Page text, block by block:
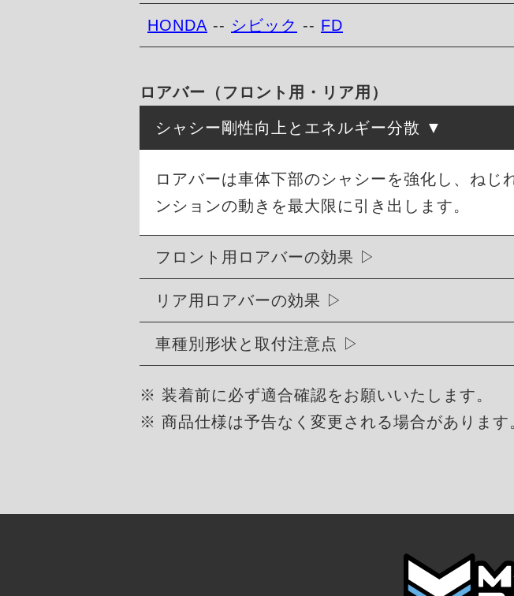
HONDA -- シビック -- FD
ロアバー（フロント用・リア用）
シャシー剛性向上とエネルギー分散
ロアバーは車体下部のシャシーを強化し、ね
ンションの動きを最大限に引き出します。
フロント用ロアバーの効果
リア用ロアバーの効果
車種別形状と取付注意点
※ 装着前に必ず適合確認をお願いいたします。
※ 商品仕様は予告なく変更される場合があります